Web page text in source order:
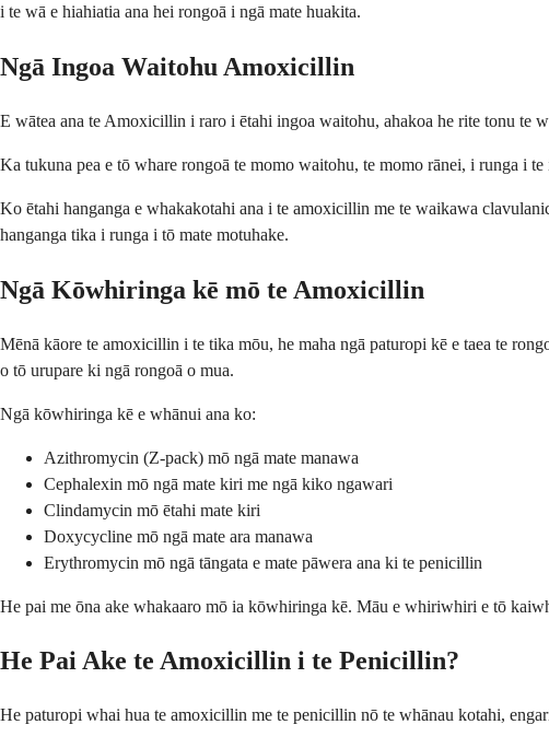
i te wā e hiahiatia ana hei rongoā i ngā mate huakita.
Ngā Ingoa Waitohu Amoxicillin
E wātea ana te Amoxicillin i raro i ētahi ingoa waitohu, ahakoa he rite tonu
Ka tukuna pea e tō whare rongoā te momo waitohu, te momo rānei, i runga i
Ko ētahi hanganga e whakakotahi ana i te amoxicillin me te waikawa
hanganga tika i runga i tō mate motuhake.
Ngā Kōwhiringa kē mō te Amoxicillin
Mēnā kāore te amoxicillin i te tika mōu, he maha ngā paturopi kē e taea te
o tō urupare ki ngā rongoā o mua.
Ngā kōwhiringa kē e whānui ana ko:
Azithromycin (Z-pack) mō ngā mate manawa
Cephalexin mō ngā mate kiri me ngā kiko ngawari
Clindamycin mō ētahi mate kiri
Doxycycline mō ngā mate ara manawa
Erythromycin mō ngā tāngata e mate pāwera ana ki te penicillin
He pai me ōna ake whakaaro mō ia kōwhiringa kē. Māu e whiriwhiri e tō
He Pai Ake te Amoxicillin i te Penicillin?
He paturopi whai hua te amoxicillin me te penicillin nō te whānau kotahi,